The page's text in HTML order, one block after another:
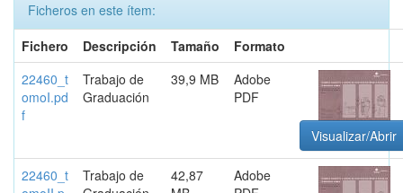
Ficheros en este ítem:
Fichero
Descripción Tamaño
Formato
22460_t
omoI.pd
f
Trabajo de
Graduación
39,9 MB
Adobe
PDF
Visualizar/Abrir
22460_t
Trabajo de
42,87
Adobe